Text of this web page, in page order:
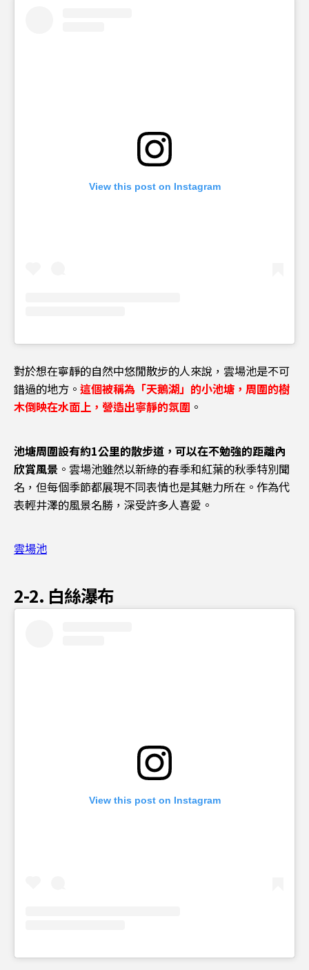
View this post on Instagram
對於想在寧靜的自然中悠閒散步的人來說，雲場池是不可
錯過的地方。 這個被稱為「天鵝湖」的小池塘，周圍的樹
木倒映在水面上，營造出寧靜的氛圍 。
池塘周圍設有約1公里的散步道，可以在不勉強的距離內
欣賞風景 。雲場池雖然以新綠的春季和紅葉的秋季特別聞
名，但每個季節都展現不同表情也是其魅力所在。作為代
表輕井澤的風景名勝，深受許多人喜愛。
雲場池
2-2. 白絲瀑布
View this post on Instagram